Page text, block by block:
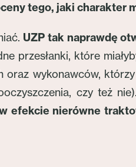
tego, jaki charakter
UZP tak naprawdę
przesłanki, które
wykonawców,
czy też
efekcie nierówne